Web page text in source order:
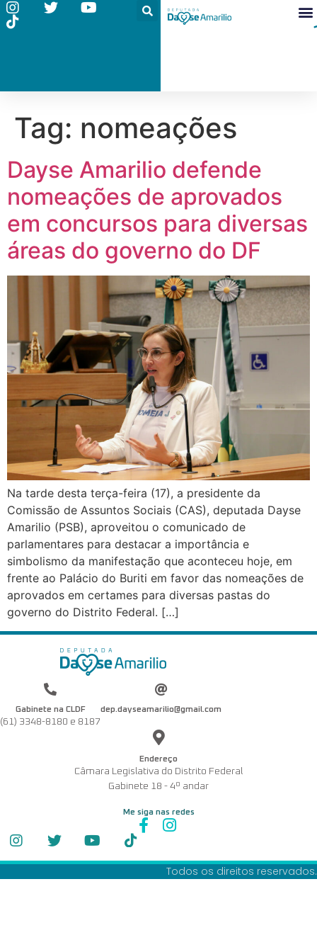
Tag: nomeações
Dayse Amarilio defende
nomeações de aprovados
em concursos para diversas
áreas do governo do DF
Na tarde desta terça-feira (17), a presidente da
Comissão de Assuntos Sociais (CAS), deputada Dayse
Amarilio (PSB), aproveitou o comunicado de
parlamentares para destacar a importância e
simbolismo da manifestação que aconteceu hoje, em
frente ao Palácio do Buriti em favor das nomeações de
aprovados em certames para diversas pastas do
governo do Distrito Federal. […]
Gabinete na CLDF
(61) 3348-8180 e 8187
dep.dayseamarilio@gmail.com
Endereço
Câmara Legislativa do Distrito Federal
Gabinete 18 - 4º andar
Me siga nas redes
Todos os direitos reservados.